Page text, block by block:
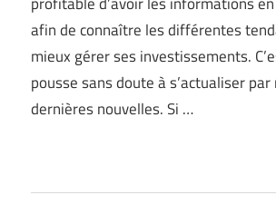
afin de connaître les différentes
mieux gérer ses investissements.
pousse sans doute à s’actualiser
dernières nouvelles. Si …